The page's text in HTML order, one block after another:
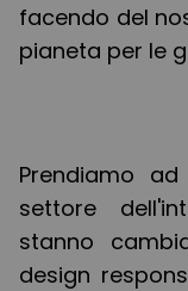
facendo del
pianeta per le
Prendiamo
settore
stanno
design